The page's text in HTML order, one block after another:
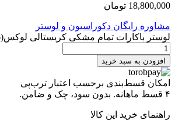
18,800,000 تومان
مشاوره رایگان دکوراسیون و لوستر
لوستر باکارات تمام مشکی کریستالی لوکس(6 شاخه) عدد
افزودن به سبد خرید
امکان قسط‌بندی برحسب اعتبار ترب‌پی
۴ قسط ماهانه. بدون سود، چک و ضامن.
راهنمای خرید این کالا